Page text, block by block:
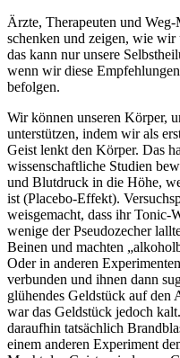
Ärzte, Therapeuten und
schenken und zeigen, wie wir
das kann nur unsere
wenn wir diese
befolgen.
Wir können unseren Körper,
unterstützen, indem wir als
Geist lenkt den Körper. Das
wissenschaftliche Studien
und Blutdruck in die Höhe,
ist (Placebo-Effekt).
weisgemacht, dass ihr
wenige der Pseudozecher
Beinen und machten
Oder in anderen
verbunden und ihnen dann
glühendes Geldstück auf
war das Geldstück jedoch
daraufhin tatsächlich
einem anderen Experiment